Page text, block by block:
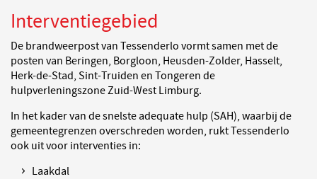
Interventiegebied
De brandweerpost van Tessenderlo vormt samen met de
posten van Beringen, Borgloon, Heusden-Zolder, Hasselt,
Herk-de-Stad, Sint-Truiden en Tongeren de
hulpverleningszone Zuid-West Limburg.
In het kader van de snelste adequate hulp (SAH), waarbij de
gemeentegrenzen overschreden worden, rukt Tessenderlo
ook uit voor interventies in:
Laakdal